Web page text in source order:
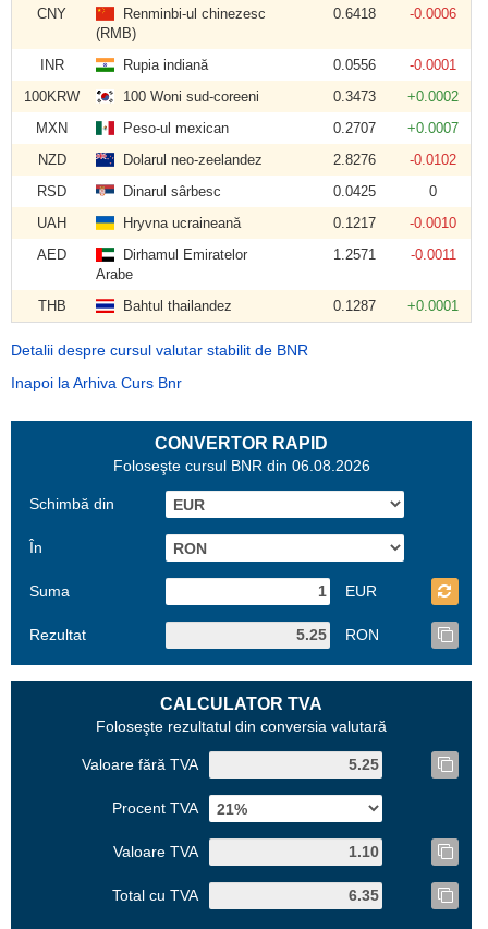
CNY
Renminbi-ul chinezesc
(RMB)
0.6418 -0.0006
INR Rupia indiană 0.0556
-0.0001
100KRW
100 Woni sud-coreeni 0.3473
+0.0002
MXN
Peso-ul mexican 0.2707
+0.0007
NZD
Dolarul neo-zeelandez 2.8276
-0.0102
RSD
Dinarul sârbesc 0.0425
0
UAH
Hryvna ucraineană 0.1217
-0.0010
AED
Dirhamul Emiratelor
Arabe
1.2571 -0.0011
THB Bahtul thailandez 0.1287 +0.0001
Detalii despre cursul valutar stabilit de BNR
Inapoi la Arhiva Curs Bnr
CONVERTOR RAPID
Foloseşte cursul BNR din 06.08.2026
Schimbă din
În
Suma EUR
Rezultat RON
CALCULATOR TVA
Foloseşte rezultatul din conversia valutară
Valoare fără TVA
Procent TVA
Valoare TVA
Total cu TVA